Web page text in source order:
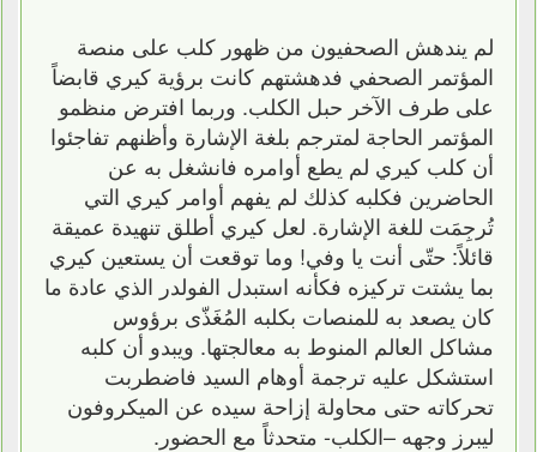
لم يندهش الصحفيون من ظهور كلب على منصة
المؤتمر الصحفي فدهشتهم كانت برؤية كيري قابضاً
على طرف الآخر حبل الكلب. وربما افترض منظمو
المؤتمر الحاجة لمترجم بلغة الإشارة وأظنهم تفاجئوا
أن كلب كيري لم يطع أوامره فانشغل به عن
الحاضرين فكلبه كذلك لم يفهم أوامر كيري التي
تُرجِمَت للغة الإشارة. لعل كيري أطلق تنهيدة عميقة
قائلاً: حتّى أنت يا وفي! وما توقعت أن يستعين كيري
بما يشتت تركيزه فكأنه استبدل الفولدر الذي عادة ما
كان يصعد به للمنصات بكلبه المُغَذّى برؤوس
مشاكل العالم المنوط به معالجتها. ويبدو أن كلبه
استشكل عليه ترجمة أوهام السيد فاضطربت
تحركاته حتى محاولة إزاحة سيده عن الميكروفون
ليبرز وجهه –الكلب- متحدثاً مع الحضور.